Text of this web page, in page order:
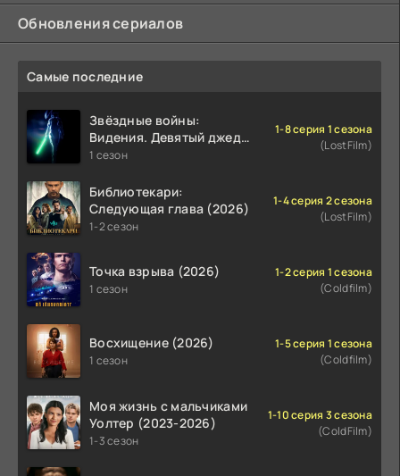
Обновления сериалов
Самые последние
Звёздные войны:
Видения. Девятый джедай
(2026)
1 сезон
1-8 серия 1 сезона
(LostFilm)
Библиотекари:
Следующая глава (2026)
1-2 сезон
1-4 серия 2 сезона
(LostFilm)
Точка взрыва (2026)
1 сезон
1-2 серия 1 сезона
(Coldfilm)
Восхищение (2026)
1 сезон
1-5 серия 1 сезона
(Coldfilm)
Моя жизнь с мальчиками
Уолтер (2023-2026)
1-3 сезон
1-10 серия 3 сезона
(ColdFilm)